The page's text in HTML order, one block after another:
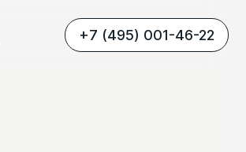
+7 (495) 001-46-22